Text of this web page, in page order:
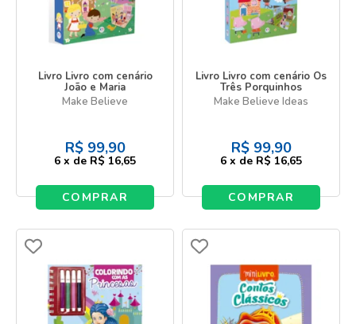
Livro Livro com cenário
João e Maria
Make Believe
R$ 99,90
6 x de R$ 16,65
COMPRAR
Livro Livro com cenário Os
Três Porquinhos
Make Believe Ideas
R$ 99,90
6 x de R$ 16,65
COMPRAR